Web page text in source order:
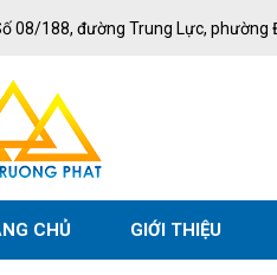
08/188, đường Trung Lực, phường
CHỦ GIỚI THIỆU